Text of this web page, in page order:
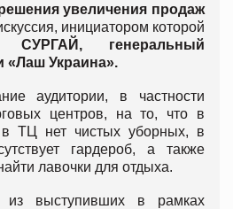
увеличения продаж
инициатором которой
СУРГАЙ, генеральный
«Лаш Украина».
аудитории, в частности
центров, на то, что в
в ТЦ нет чистых уборных, в
гардероб, а также
лавочки для отдыха.
выступивших в рамках